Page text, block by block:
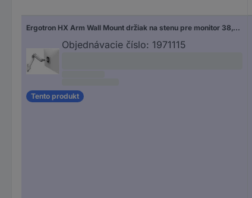
Ergotron HX Arm Wall Mount držiak na stenu pre monitor 38,1 cm (15") - 124,5 cm (49") otočný, výškovo nastaviteľný, sklápajúci, nakláňací
Objednávacie číslo: 1971115
Tento produkt